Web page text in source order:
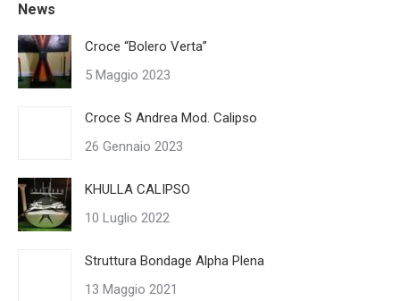
News
Croce “Bolero Verta”
5 Maggio 2023
Croce S Andrea Mod. Calipso
26 Gennaio 2023
KHULLA CALIPSO
10 Luglio 2022
Struttura Bondage Alpha Plena
13 Maggio 2021